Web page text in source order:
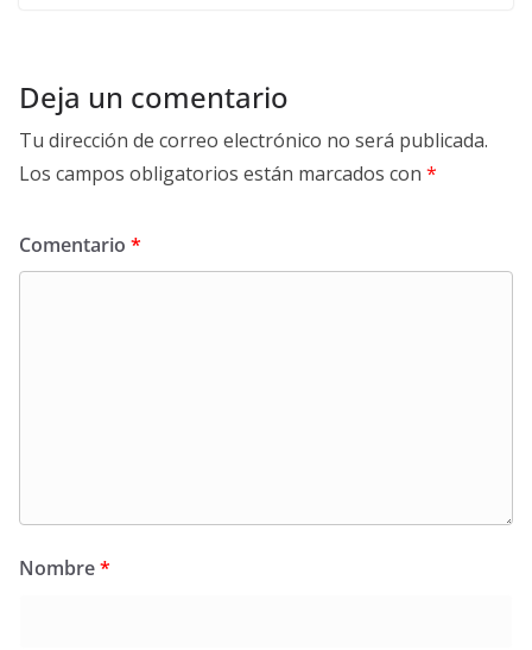
Deja un comentario
Tu dirección de correo electrónico no será publicada.
Los campos obligatorios están marcados con *
Comentario *
Nombre*